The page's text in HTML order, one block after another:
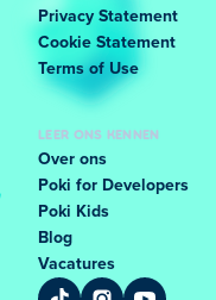
Privacy Statement
Cookie Statement
Terms of Use
LEER ONS KENNEN
Over ons
Poki for Developers
Poki Kids
Blog
Vacatures